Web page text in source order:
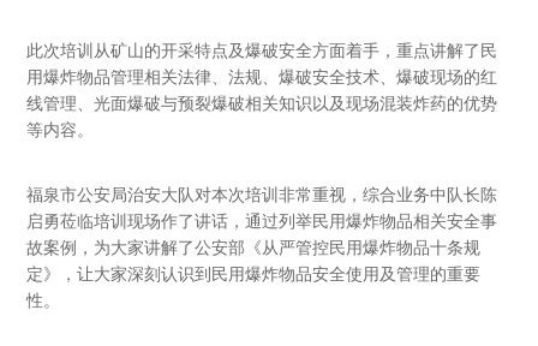
此次培训从矿山的开采特点及爆破安全方面着手，重点讲解了民
用爆炸物品管理相关法律、法规、爆破安全技术、爆破现场的红
线管理、光面爆破与预裂爆破相关知识以及现场混装炸药的优势
等内容。
福泉市公安局治安大队对本次培训非常重视，综合业务中队长陈
启勇莅临培训现场作了讲话，通过列举民用爆炸物品相关安全事
故案例，为大家讲解了公安部《从严管控民用爆炸物品十条规
定》，让大家深刻认识到民用爆炸物品安全使用及管理的重要
性。